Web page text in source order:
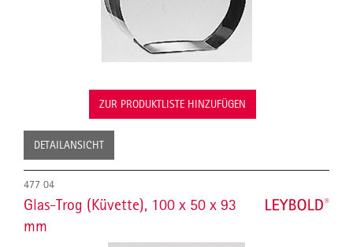
ZUR PRODUKTLISTE HINZUFÜGEN
DETAILANSICHT
477 04
Glas-Trog (Küvette), 100 x 50 x 93
mm